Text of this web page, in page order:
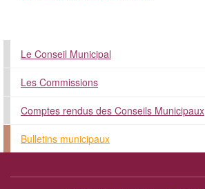
Le Conseil Municipal
Les Commissions
Comptes rendus des Conseils Municipaux
Bulletins municipaux